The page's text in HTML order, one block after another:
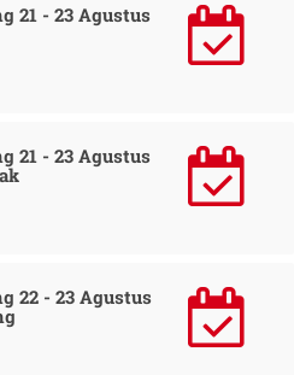
21 - 23 Agustus
21 - 23 Agustus
22 - 23 Agustus